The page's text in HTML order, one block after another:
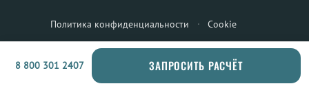
Политика конфиденциальности · Cookie
8 800 301 2407 ЗАПРОСИТЬ РАСЧЁТ